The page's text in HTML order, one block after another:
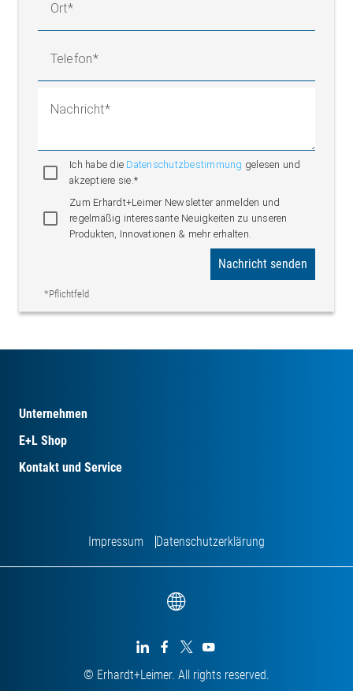
Ort
Telefon
Nachricht
Ich habe die Datenschutzbestimmung gelesen und
akzeptiere sie.*
Zum Erhardt+Leimer Newsletter anmelden und
regelmäßig interessante Neuigkeiten zu unseren
Produkten, Innovationen & mehr erhalten.
*Pflichtfeld
Nachricht senden
Unternehmen
E+L Shop
Kontakt und Service
© Erhardt+Leimer. All rights reserved.
Impressum Datenschutzerklärung
   